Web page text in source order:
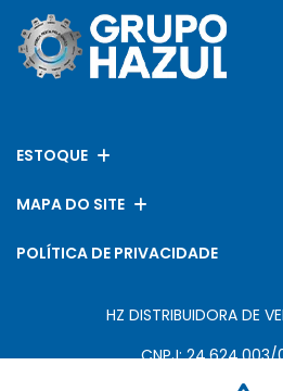
ESTOQUE
MAPA DO SITE
POLÍTICA DE PRIVACIDADE
HZ DISTRIBUIDORA DE
CNPJ: